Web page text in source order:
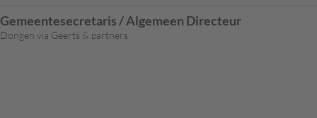
Gemeentesecretaris / Algemeen Directeur
Dongen via Geerts & partners